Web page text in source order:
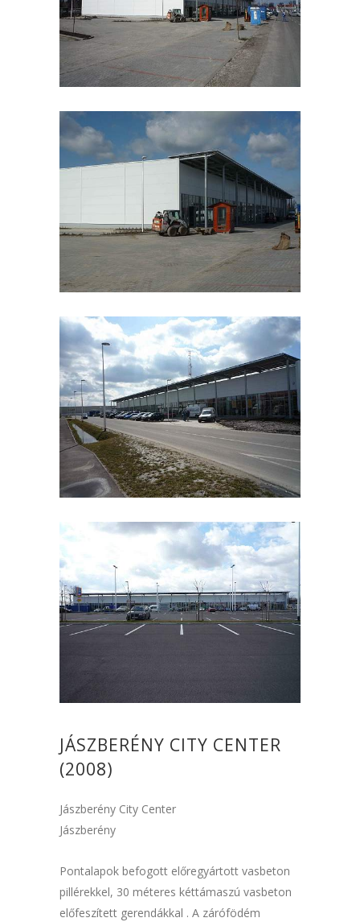
JÁSZBERÉNY CITY CENTER
(2008)
Jászberény City Center
Jászberény
Pontalapok befogott előregyártott vasbeton
pillérekkel, 30 méteres kéttámaszú vasbeton
előfeszített gerendákkal . A zárófödém